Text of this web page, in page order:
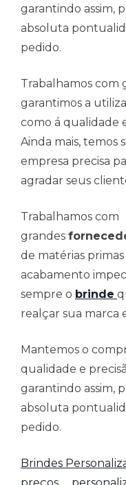
garantindo assim,
absoluta
pedido.
Trabalhamos com
garantimos a
como á qualidade
Ainda mais, temos
empresa precisa
agradar seus
Trabalhamos com
grandes
de matérias
acabamento
sempre o brinde
realçar sua marca
Mantemos o
qualidade e
garantindo assim,
absoluta
pedido.
Brindes